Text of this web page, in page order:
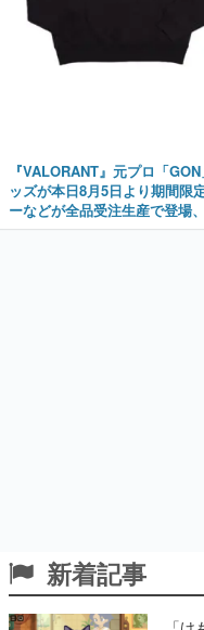
『VALORANT』元プロ「
ッズが本日8月5日より期間限
ーなどが全品受注生産で登場
新着記事